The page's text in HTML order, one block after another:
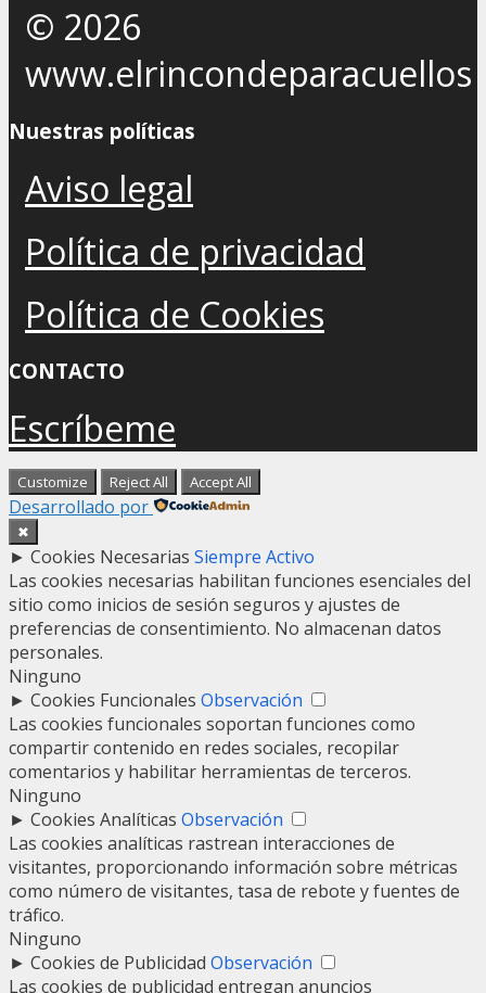
© 2026
www.elrincondeparacuellos
Nuestras políticas
Aviso legal
Política de privacidad
Política de Cookies
CONTACTO
Escríbeme
Customize Reject All Accept All
Desarrollado por
✖
► Cookies Necesarias Siempre Activo
Las cookies necesarias habilitan funciones esenciales del
sitio como inicios de sesión seguros y ajustes de
preferencias de consentimiento. No almacenan datos
personales.
Ninguno
► Cookies Funcionales Observación
Las cookies funcionales soportan funciones como
compartir contenido en redes sociales, recopilar
comentarios y habilitar herramientas de terceros.
Ninguno
► Cookies Analíticas Observación
Las cookies analíticas rastrean interacciones de
visitantes, proporcionando información sobre métricas
como número de visitantes, tasa de rebote y fuentes de
tráfico.
Ninguno
► Cookies de Publicidad Observación
Las cookies de publicidad entregan anuncios